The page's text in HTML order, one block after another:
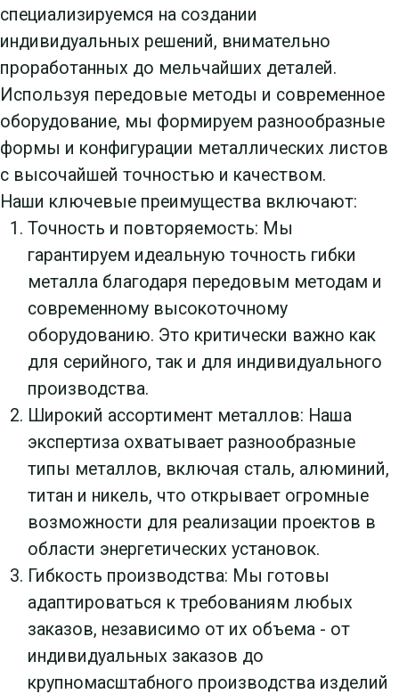
для серийного, так и для индивидуального
производства.
Широкий ассортимент металлов: Наша
экспертиза охватывает разнообразные
титан и никель, что открывает огромные
возможности для реализации проектов в
области энергетических установок.
Гибкость производства: Мы готовы
адаптироваться к требованиям любых
заказов, независимо от их объема - от
индивидуальных заказов до
крупномасштабного производства изделий
для энергетических установок.
Сокращение времени производства:
Благодаря оптимизированным процессам и
применению передового оборудования для
гибки металла, мы способны значительно
сократить время производства.
Фотографиигибки металла
для энергетических
установок